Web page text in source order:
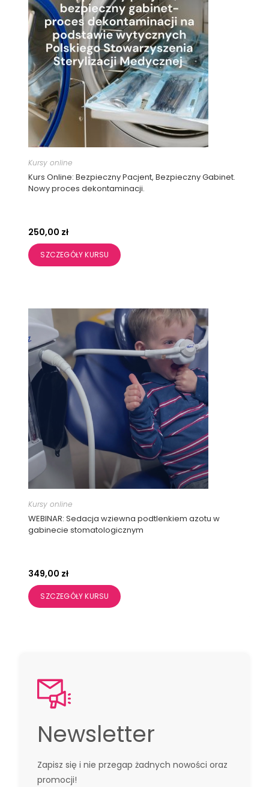
Kursy online
Kurs Online: Bezpieczny Pacjent, Bezpieczny Gabinet.
Nowy proces dekontaminacji.
250,00 zł
SZCZEGÓŁY KURSU
Kursy online
WEBINAR: Sedacja wziewna podtlenkiem azotu w
gabinecie stomatologicznym
349,00 zł
SZCZEGÓŁY KURSU
Newsletter
Zapisz się i nie przegap żadnych nowości oraz
promocji!